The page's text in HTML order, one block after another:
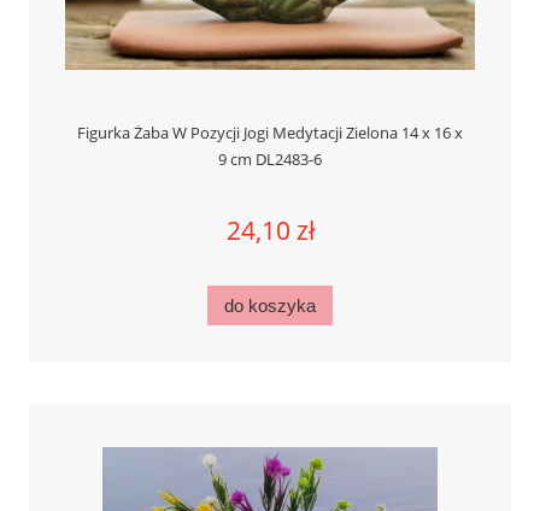
Figurka Żaba W Pozycji Jogi Medytacji Zielona 14 x 16 x
9 cm DL2483-6
24,10 zł
do koszyka